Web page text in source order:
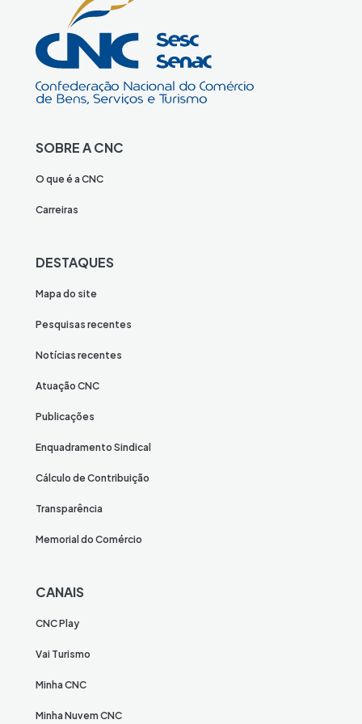
SOBRE A CNC
O que é a CNC
Carreiras
DESTAQUES
Mapa do site
Pesquisas recentes
Notícias recentes
Atuação CNC
Publicações
Enquadramento Sindical
Cálculo de Contribuição
Transparência
Memorial do Comércio
CANAIS
CNC Play
Vai Turismo
Minha CNC
Minha Nuvem CNC